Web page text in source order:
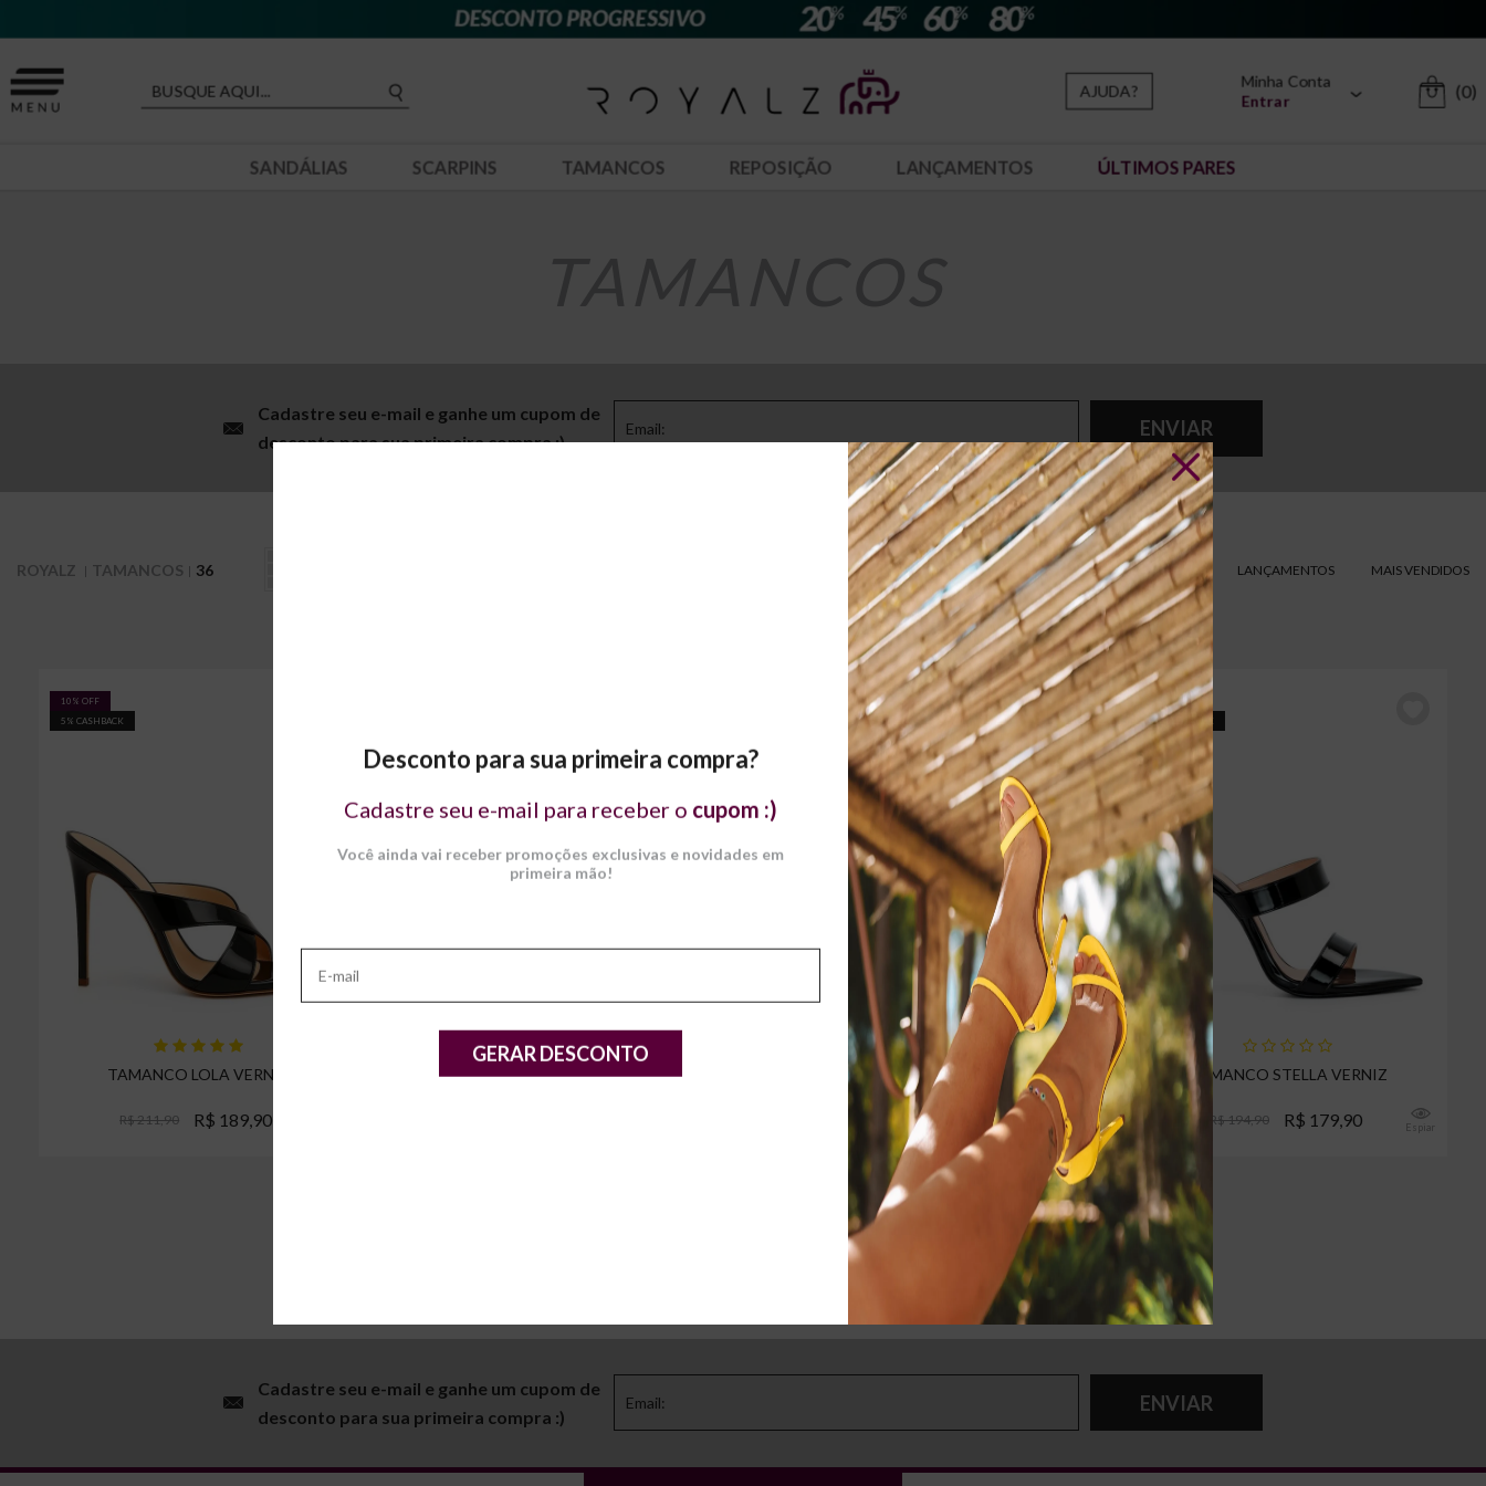
AJUDA?
Minha Conta
Entrar
(0)
SANDÁLIAS SCARPINS TAMANCOS REPOSIÇÃO LANÇAMENTOS ÚLTIMOS PARES
Cadastre seu e-mail e ganhe um cupom de
desconto para sua primeira compra :)
ENVIAR
ROYALZ TAMANCOS 36 ORDERNAR POR MENOR PREÇO LANÇAMENTOS MAIS VENDIDOS
10% OFF
5% CASHBACK
TAMANCO LOLA VERNIZ
R$ 211,90 R$ 189,90
TAMANCO ANGEL NOBUCK TAMANCO ANGEL NOBUCK
R$ 181,90 R$ 174,90 Espiar
7% OFF
5% CASHBACK
TAMANCO STELLA VERNIZ
R$ 194,90 R$ 179,90 Espiar
Desconto para sua primeira compra?
Cadastre seu e-mail para receber o cupom :)
Você ainda vai receber promoções exclusivas e novidades em
primeira mão!
GERAR DESCONTO
Cadastre seu e-mail e ganhe um cupom de
desconto para sua primeira compra :)
ENVIAR